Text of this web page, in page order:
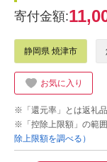
寄付金額:
静岡県 焼津市
お気に入り
※「還元率」とは返礼
※「控除上限額」の範
除上限額を調べる）